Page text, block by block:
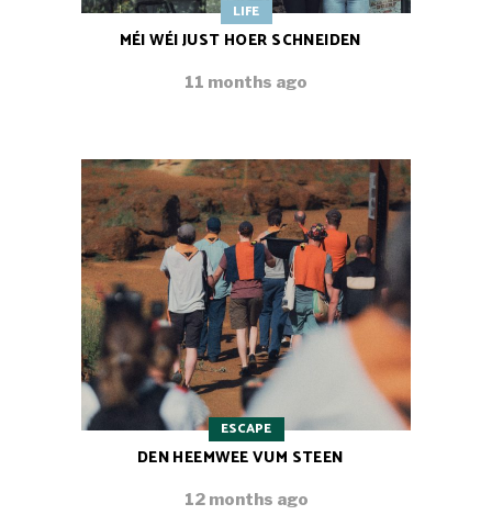
LIFE
MÉI WÉI JUST HOER SCHNEIDEN
11 months ago
ESCAPE
DEN HEEMWEE VUM STEEN
12 months ago